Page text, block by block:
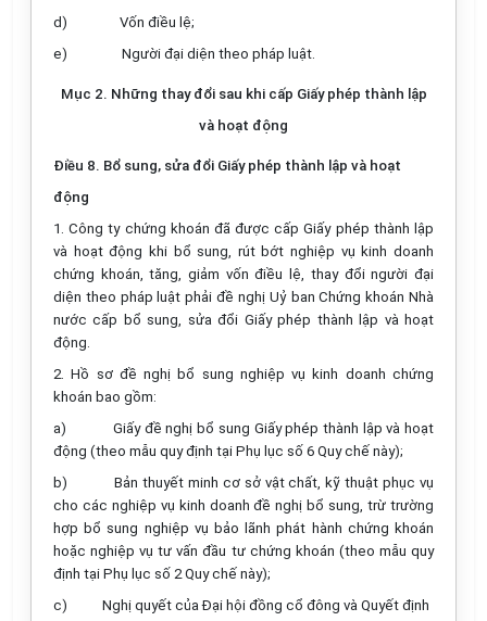
d)
Vốn điều lệ;
e)
Người đại diện theo pháp luật.
Mục 2. Những thay đổi sau khi cấp Giấy phép thành lập
và hoạt động
Điều 8. Bổ sung, sửa đổi Giấy phép thành lập và hoạt
động
1. Công ty chứng khoán đã được cấp Giấy phép thành lập
và hoạt động khi bổ sung, rút bớt nghiệp vụ kinh doanh
chứng khoán, tăng, giảm vốn điều lệ, thay đổi người đại
diện theo pháp luật phải đề nghị Uỷ ban Chứng khoán Nhà
nước cấp bổ sung, sửa đổi Giấy phép thành lập và hoạt
động.
2. Hồ sơ đề nghị bổ sung nghiệp vụ kinh doanh chứng
khoán bao gồm:
a)
Giấy đề nghị bổ sung Giấy phép thành lập và hoạt
động (theo mẫu quy định tại Phụ lục số 6 Quy chế này);
b)
Bản thuyết minh cơ sở vật chất, kỹ thuật phục vụ
cho các nghiệp vụ kinh doanh đề nghị bổ sung, trừ trường
hợp bổ sung nghiệp vụ bảo lãnh phát hành chứng khoán
hoặc nghiệp vụ tư vấn đầu tư chứng khoán (theo mẫu quy
định tại Phụ lục số 2 Quy chế này);
c)
Nghị quyết của Đại hội đồng cổ đông và Quyết định